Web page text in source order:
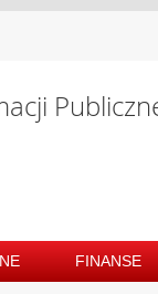
FINANSE